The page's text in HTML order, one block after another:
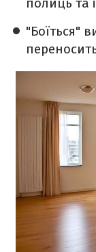
"Боїться"